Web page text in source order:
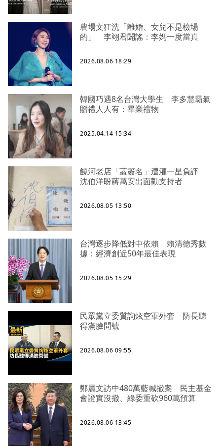
農場文狂洗「離婚、女兒不是檢場
的」 李翊君闢謠：李媽一度當真
2026.08.06 18:29
韓國巧遇8名台灣大學生 李多慧霸氣
贈禮人人有：畢業禮物
2025.04.14 15:34
饒河老店「蓋簽名」遭灌一星負評
沈伯洋盼蔣萬安出面勸支持者
2026.08.05 13:50
台灣逐步降低對中依賴 賴清德秀數
據：經濟創近50年最佳表現
2026.08.05 15:29
民眾黨立委質詢炫空軍外套 防長聽
得滿臉問號
2026.08.06 09:55
鄭麗文訪中480萬藍喊撤案 民主基金
會證實沒撤、綠委重砍960萬預算
2026.08.06 13:45